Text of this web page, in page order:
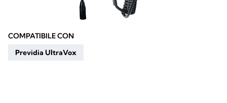
COMPATIBILE CON
Previdia UltraVox